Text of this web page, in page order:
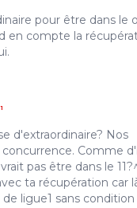
pour être dans le
en compte la
1
d'extraordinaire? Nos
Comme
pas être dans le
ta récupération car
de ligue1 sans condition